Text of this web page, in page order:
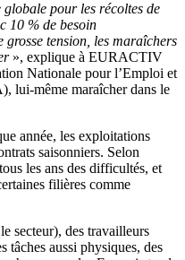
pour les récoltes de
10 % de besoin
grosse tension, les maraîchers
», explique à EURACTIV
Nationale pour l’Emploi et
lui-même maraîcher dans le
année, les exploitations
saisonniers. Selon
les ans des difficultés, et
filières comme
secteur), des travailleurs
tâches aussi physiques, des